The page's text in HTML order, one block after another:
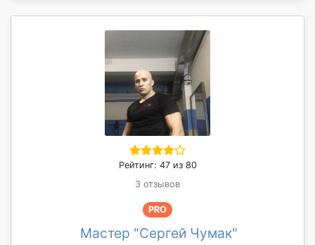
Рейтинг: 47 из 80
3 отзывов
PRO
Мастер "Сергей Чумак"